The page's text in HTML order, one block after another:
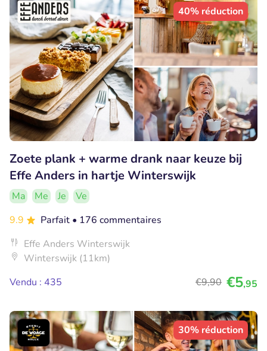
40% réduction
Zoete plank + warme drank naar keuze bij
Effe Anders in hartje Winterswijk
Ma Me Je
Ve
9.9
Parfait • 176 commentaires
Effe Anders Winterswijk
Winterswijk (11km)
Vendu : 435
€9,90 €5,95
30% réduction